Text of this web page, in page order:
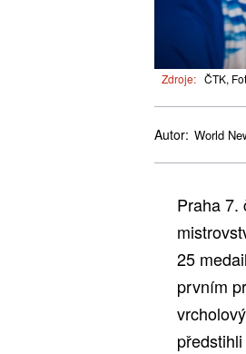
Zdroje: ČTK,
Autor: World
Praha 7.
25
prvním